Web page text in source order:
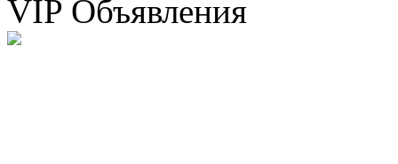
VIP Объявления